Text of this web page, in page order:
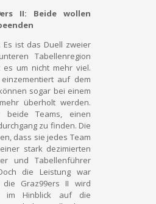
II: Beide wollen
Es ist das Duell zweier
Tabellenregion
um nicht mehr viel.
auf dem
sogar bei einem
überholt werden.
beide Teams, einen
zu finden. Die
dass sie jedes Team
stark dezimierten
und Tabellenführer
die Leistung war
die Graz99ers II wird
im Hinblick auf die